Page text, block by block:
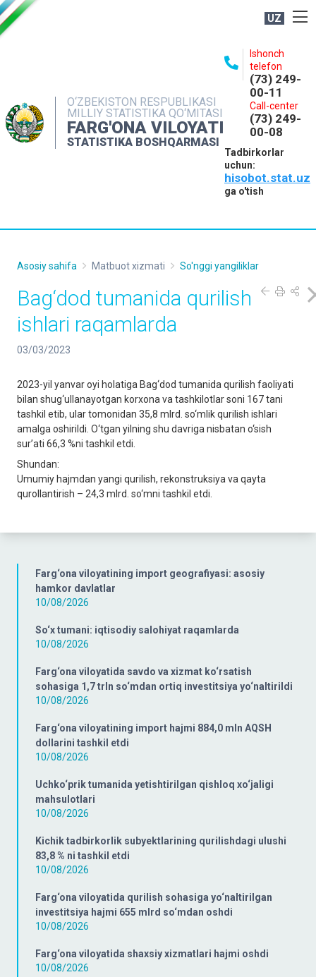
UZ
O‘ZBEKISTON RESPUBLIKASI
MILLIY STATISTIKA QO‘MITASI
FARG'ONA VILOYATI
STATISTIKA BOSHQARMASI
Ishonch
telefon
(73) 249-
00-11
Call-center
(73) 249-
00-08
Tadbirkorlar
uchun:
hisobot.stat.uz
ga o'tish
NASHRLAR
INTERAKTIV XIZMATLAR
MATBUOT XIZMATI
Farg‘ona viloyatining import geografiyasi: asosiy
hamkor davlatlar
10/08/2026
So‘x tumani: iqtisodiy salohiyat raqamlarda
10/08/2026
Farg‘ona viloyatida savdo va xizmat ko‘rsatish
sohasiga 1,7 trln so‘mdan ortiq investitsiya yo‘naltirildi
10/08/2026
Farg‘ona viloyatining import hajmi 884,0 mln AQSH
dollarini tashkil etdi
10/08/2026
Uchko‘prik tumanida yetishtirilgan qishloq xo‘jaligi
mahsulotlari
10/08/2026
Kichik tadbirkorlik subyektlarining qurilishdagi ulushi
83,8 % ni tashkil etdi
10/08/2026
Farg‘ona viloyatida qurilish sohasiga yo‘naltirilgan
investitsiya hajmi 655 mlrd so‘mdan oshdi
10/08/2026
Farg‘ona viloyatida shaxsiy xizmatlari hajmi oshdi
10/08/2026
Asosiy sahifa Matbuot xizmati So'nggi yangiliklar
Bag‘dod tumanida qurilish
ishlari raqamlarda
03/03/2023
2023-yil yanvar oyi holatiga Bag‘dod tumanida qurilish faoliyati
bilan shug‘ullanayotgan korxona va tashkilotlar soni 167 tani
tashkil etib, ular tomonidan 35,8 mlrd. so‘mlik qurilish ishlari
amalga oshirildi. O‘tgan yilning shu davriga nisbatan o‘sish
sur’ati 66,3 %ni tashkil etdi.
Shundan:
Umumiy hajmdan yangi qurilish, rekonstruksiya va qayta
qurollantirish – 24,3 mlrd. so‘mni tashkil etdi.